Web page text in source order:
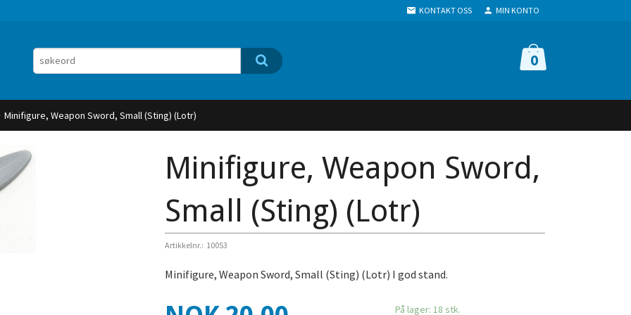
KONTAKT OSS MIN KONTO
0
Minifigure, Weapon Sword, Small (Sting) (Lotr)
Minifigure, Weapon Sword,
Small (Sting) (Lotr)
Artikkelnr.: 10053
Minifigure, Weapon Sword, Small (Sting) (Lotr) I god stand.
På lager: 18 stk.